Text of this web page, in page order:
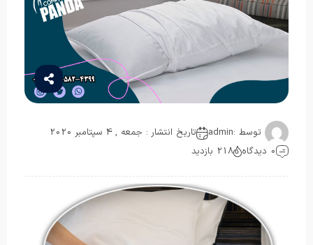
توسط :admin
تاریخ انتشار : جمعه , 4 سپتامبر 2020
0 دیدگاه
218 بازدید